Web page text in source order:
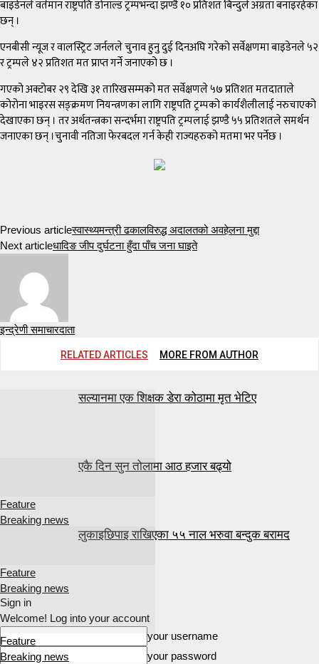
बाइडेनले वर्तमान राष्ट्रपति डोनाल्ड ट्रम्पभन्दा झण्डै १० प्रतिशत बिन्दुले अग्रता बनाइरहेका
छन् ।
एनबीसी न्यूज र वालस्ट्रिट जर्नलले चुनाव हुनु दुई दिनअघि गरेको सर्वेक्षणमा बाइडेनले ५२
र ट्रम्पले ४२ प्रतिशत मत प्राप्त गर्ने जनाएको छ ।
गएको अक्टोबर २९ देखि ३१ तारिखसम्मको मत सर्वेक्षणले ५७ प्रतिशत मतदाताले
कोरोना भाइरस सङ्क्रमण नियन्त्रणका लागि राष्ट्रपति ट्रम्पको कार्यशैलीलाई नरुचाएको
देखाएका छन् । तर अर्थतन्त्रका सन्दर्भमा राष्ट्रपति ट्रम्पलाई झण्डै ५५ प्रतिशतले समर्थन
जनाएका छन् ।चुनावी नतिजा फेरबदल गर्न केही राज्यहरुको मतमा भर पर्नेछ ।
Previous articleस्वास्थ्यमन्त्री ढकालविरुद्ध अदालतको अवहेलना मुद्दा
Next articleधादिङ जीप दुर्घटना हुँदा पाँच जना घाइते
इन्द्रेणी समाचारदाता
RELATED ARTICLES MORE FROM AUTHOR
Feature
Breaking news
सल्यानमा एक शिक्षक डेरा कोठामा मृत भेटिए
Feature
Breaking news
एकै दिन सुन तोलामा आठ हजार बढ्यो
Feature
Breaking news
लुकाइछिपाइ राखिएका ५५ नाल भरुवा बन्दुक बरामद
Sign in
Welcome! Log into your account
your username
your password